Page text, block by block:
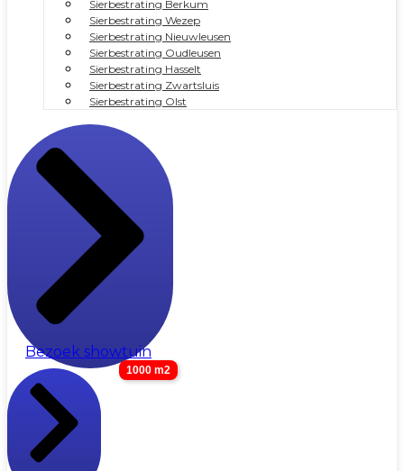
Sierbestrating Berkum
Sierbestrating Wezep
Sierbestrating Nieuwleusen
Sierbestrating Oudleusen
Sierbestrating Hasselt
Sierbestrating Zwartsluis
Sierbestrating Olst
Bezoek showtuin
1000 m2